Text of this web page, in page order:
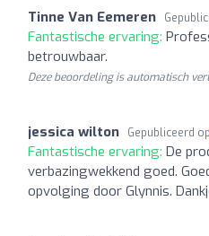
Tinne Van Eemeren
Fantastische ervaring:
betrouwbaar.
Deze beoordeling is automatisch
jessica wilton Gepubliceerd op
Fantastische ervaring: De
verbazingwekkend goed.
opvolging door Glynnis.